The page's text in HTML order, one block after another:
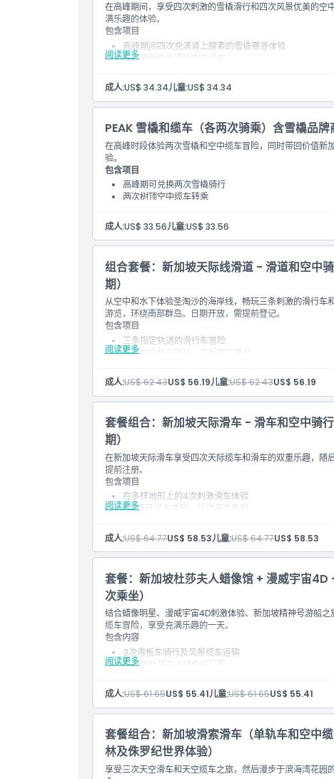
在高峰期间，享受四次刺激的雪橇滑行和四次风景优美的
满乐趣的体验。
阅读更多
包含项目
高峰期间四次充满肾上腺素的雪橇赛道体验
四次回程乘坐高架空中缆车
可用时提供快速通道入场手续
包含安全设备和简要说明
成人:US$ 34.34儿童:US$ 34.34
PEAK 雪橇和缆车（各两次骑乘）含雪橇品牌
在高峰时段体验两次雪橇和空中缆车冒险，同时带回价值
验。
包含项目
高峰期可兑换两次雪橇骑行
两次树顶空中缆车转乘
安全指导及设备使用说明
可进入任意您选择的赛道
成人:US$ 33.56儿童:US$ 33.56
组合套餐：新加坡天际线滑道 - 滑道和空中
期）
从空中和水下体验圣淘沙的海岸线，畅玩三条刺激的滑行
游览，环绕南部群岛。日期开放，需提前登记。
阅读更多
包含项目
三条指定轨道的滑行车冒险
三次空中缆车旅行，享受宽广景色
陆上和水上壮丽的海景
包含两项活动的安全简报
成人:US$ 62.43US$ 56.19儿童:US$ 62.43US$ 56.19
套餐组合：新加坡天际滑车 - 滑车和空中骑
期）
在新加坡天际滑车享受四次天际缆车和滑车的双重乐趣，
提前注册。
阅读更多
包含项目
在多样地形上的4次刺激滑车体验
4次天际缆车旅程，提供高空景观
结合陆地和海上乐趣的海岸冒险
两项体验均包括设备和指导
成人:US$ 64.77US$ 58.53儿童:US$ 64.77US$ 58.53
套餐：新加坡杜莎夫人蜡像馆 + 漫威宇宙
次乘坐）
结合蜡像明星、漫威宇宙4D刺激体验、新加坡精神号游船
缆车冒险，享受充满乐趣的一天。
阅读更多
包含内容
3次滑板车骑行及风景缆车运输
新加坡杜莎夫人蜡像馆门票
免费数字照片纪念品
进入主题蜡像区和漫威展览
成人:US$ 61.65US$ 55.41儿童:US$ 61.65US$ 55.41
套餐组合：新加坡滑索滑车（单轨车和空中
林及侏罗纪世界体验）
享受三次天空滑车和天空缆车之旅，然后漫步于滨海湾花